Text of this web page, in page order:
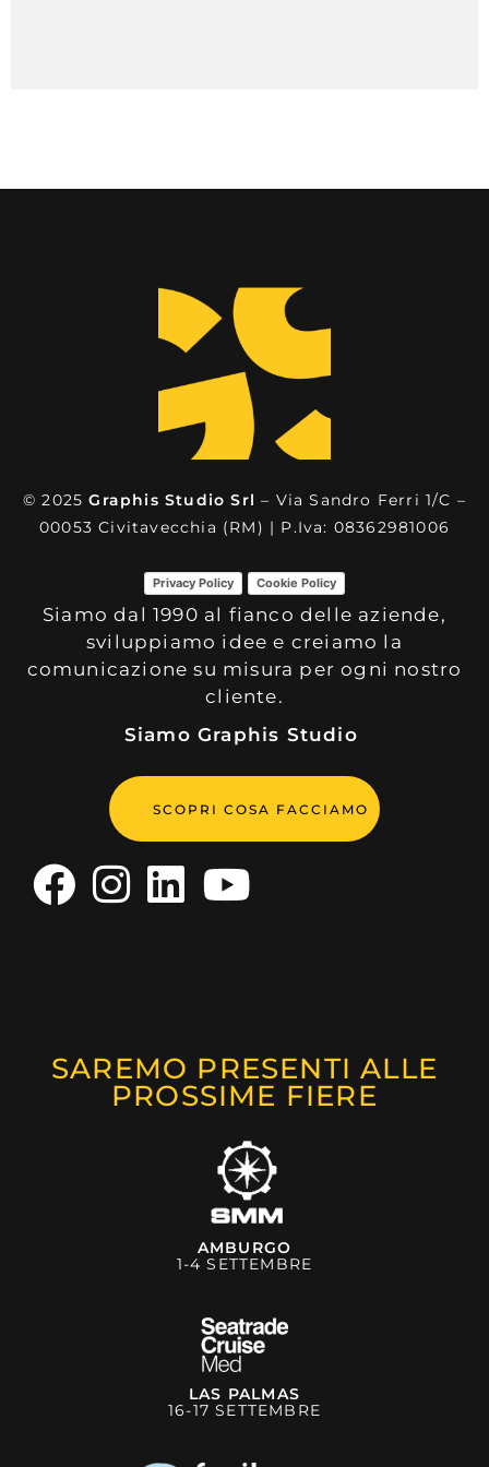
© 2025Graphis Studio Srl – Via Sandro Ferri 1/C –
00053 Civitavecchia (RM) | P.Iva: 08362981006
Privacy Policy Cookie Policy
Siamo dal 1990 al fianco delle aziende,
sviluppiamo idee e creiamo la
comunicazione su misura per ogni nostro
cliente.
Siamo Graphis Studio
SCOPRI COSA FACCIAMO
SAREMO PRESENTI ALLE
PROSSIME FIERE
AMBURGO
1-4 SETTEMBRE
LAS PALMAS
16-17 SETTEMBRE